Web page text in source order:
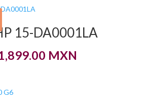
15-DA0001LA
MXN